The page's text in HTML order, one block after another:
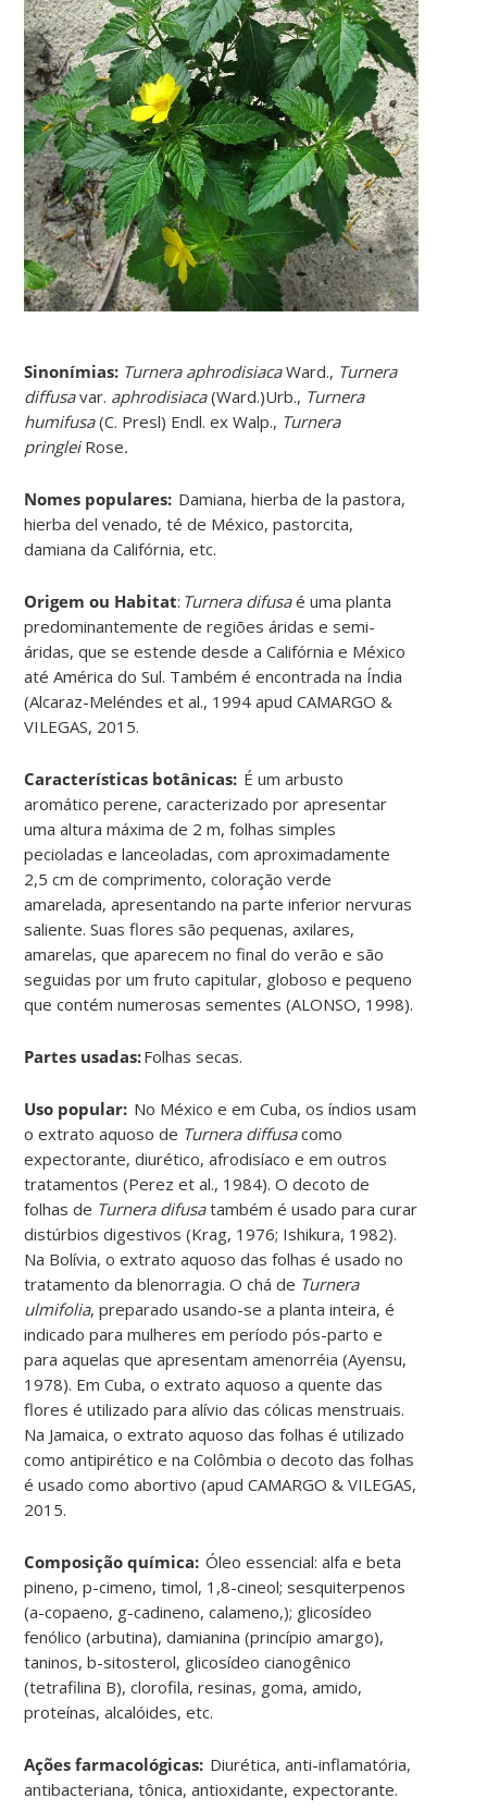
Sinonímias: Turnera aphrodisiacaWard., Turnera
diffusavar. aphrodisiaca(Ward.)Urb., Turnera
humifusa(C. Presl) Endl. ex Walp., Turnera
pringleiRose.
Nomes populares: Damiana, hierba de la pastora,
hierba del venado, té de México, pastorcita,
damiana da Califórnia, etc.
Origem ou Habitat: Turnera difusaé uma planta
predominantemente de regiões áridas e semi-
áridas, que se estende desde a Califórnia e México
até América do Sul. Também é encontrada na Índia
(Alcaraz-Meléndes et al., 1994 apud CAMARGO &
VILEGAS, 2015.
Características botânicas: É um arbusto
aromático perene, caracterizado por apresentar
uma altura máxima de 2 m, folhas simples
pecioladas e lanceoladas, com aproximadamente
2,5 cm de comprimento, coloração verde
amarelada, apresentando na parte inferior nervuras
saliente. Suas flores são pequenas, axilares,
amarelas, que aparecem no final do verão e são
seguidas por um fruto capitular, globoso e pequeno
que contém numerosas sementes (ALONSO, 1998).
Partes usadas:Folhas secas.
Uso popular: No México e em Cuba, os índios usam
o extrato aquoso de Turnera diffusacomo
expectorante, diurético, afrodisíaco e em outros
tratamentos (Perez et al., 1984). O decoto de
folhas de Turnera difusatambém é usado para curar
distúrbios digestivos (Krag, 1976; Ishikura, 1982).
Na Bolívia, o extrato aquoso das folhas é usado no
tratamento da blenorragia. O chá de Turnera
ulmifolia, preparado usando-se a planta inteira, é
indicado para mulheres em período pós-parto e
para aquelas que apresentam amenorréia (Ayensu,
1978). Em Cuba, o extrato aquoso a quente das
flores é utilizado para alívio das cólicas menstruais.
Na Jamaica, o extrato aquoso das folhas é utilizado
como antipirético e na Colômbia o decoto das folhas
é usado como abortivo (apud CAMARGO & VILEGAS,
2015.
Composição química: Óleo essencial: alfa e beta
pineno, p-cimeno, timol, 1,8-cineol; sesquiterpenos
(a-copaeno, g-cadineno, calameno,); glicosídeo
fenólico (arbutina), damianina (princípio amargo),
taninos, b-sitosterol, glicosídeo cianogênico
(tetrafilina B), clorofila, resinas, goma, amido,
proteínas, alcalóides, etc.
Ações farmacológicas: Diurética, anti-inflamatória,
antibacteriana, tônica, antioxidante, expectorante.